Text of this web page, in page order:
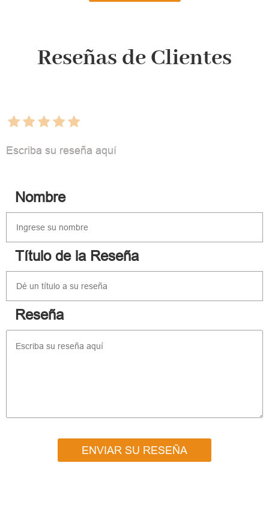
Reseñas de Clientes
Escriba su reseña aquí
Nombre
Título de la Reseña
Reseña
ENVIAR SU RESEÑA